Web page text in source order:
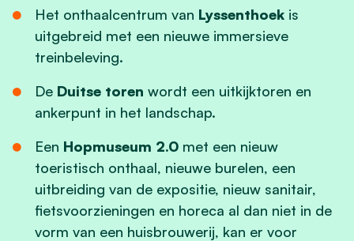
Het onthaalcentrum van Lyssenthoekis
uitgebreid met een nieuwe immersieve
treinbeleving.
De Duitse toren wordt een uitkijktoren en
ankerpunt in het landschap.
Een Hopmuseum 2.0met een nieuw
toeristisch onthaal, nieuwe burelen, een
uitbreiding van de expositie, nieuw sanitair,
fietsvoorzieningen en horeca al dan niet in de
vorm van een huisbrouwerij, kan er voor